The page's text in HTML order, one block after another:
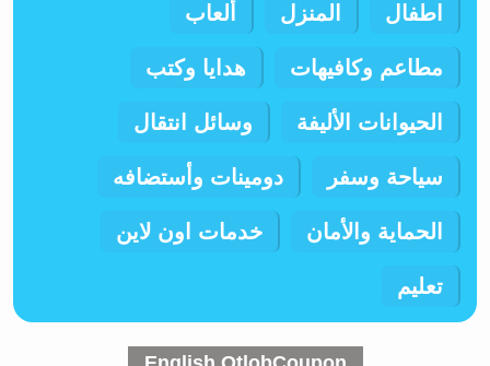
اطفال المنزل ألعاب
مطاعم وكافيهات هدايا وكتب
الحيوانات الأليفة وسائل انتقال
سياحة وسفر دومينات وأستضافه
الحماية والأمان خدمات اون لاين
تعليم